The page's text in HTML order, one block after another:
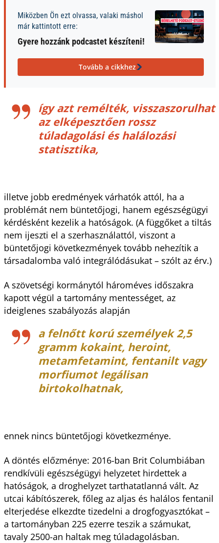
Miközben Ön ezt olvassa, valaki máshol
már kattintott erre:
Gyere hozzánk podcastet készíteni!
Tovább a cikkhez
így azt remélték, visszaszorulhat
az elképesztően rossz
túladagolási és halálozási
statisztika,
illetve jobb eredmények várhatók attól, ha a
problémát nem büntetőjogi, hanem egészségügyi
kérdésként kezelik a hatóságok. (A függőket a tiltás
nem ijeszti el a szerhasználattól, viszont a
büntetőjogi következmények tovább nehezítik a
társadalomba való integrálódásukat – szólt az érv.)
A szövetségi kormánytól hároméves időszakra
kapott végül a tartomány mentességet, az
ideiglenes szabályozás alapján
a felnőtt korú személyek 2,5
gramm kokaint, heroint,
metamfetamint, fentanilt vagy
morfiumot legálisan
birtokolhatnak,
ennek nincs büntetőjogi következménye.
A döntés előzménye: 2016-ban Brit Columbiában
rendkívüli egészségügyi helyzetet hirdettek a
hatóságok, a droghelyzet tarthatatlanná vált. Az
utcai kábítószerek, főleg az aljas és halálos fentanil
elterjedése elkezdte tizedelni a drogfogyasztókat –
a tartományban 225 ezerre teszik a számukat,
tavaly 2500-an haltak meg túladagolásban.